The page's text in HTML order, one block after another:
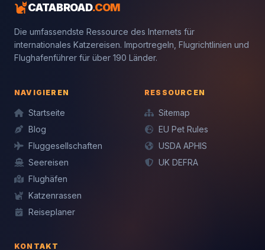
CATABROAD.COM
Die umfassendste Ressource des Internets für
internationales Katzereisen. Importregeln, Flugrichtlinien und
Flughafenführer für über 190 Länder.
NAVIGIEREN
Startseite
Blog
Fluggesellschaften
Seereisen
Flughäfen
Katzenrassen
Reiseplaner
RESSOURCEN
Sitemap
EU Pet Rules
USDA APHIS
UK DEFRA
KONTAKT